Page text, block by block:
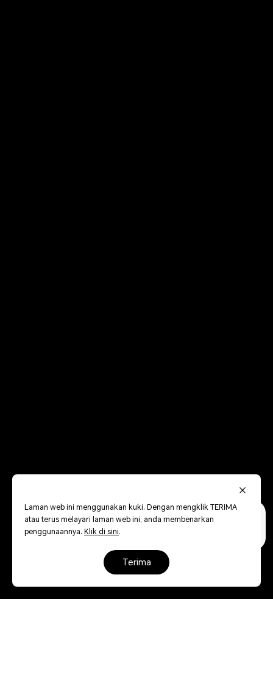
Laman web ini menggunakan kuki. Dengan mengklik TERIMA
atau terus melayari laman web ini, anda membenarkan
penggunaannya. Klik di sini.
terima